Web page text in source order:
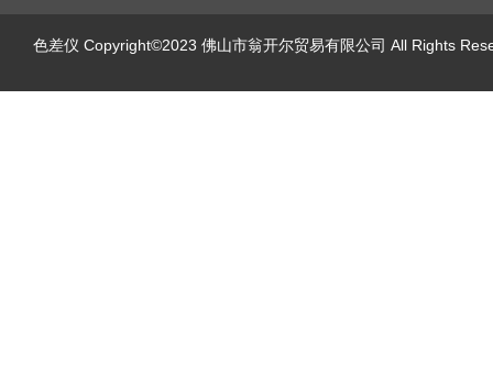
色差仪 Copyright©2023 佛山市翁开尔贸易有限公司 All Rights